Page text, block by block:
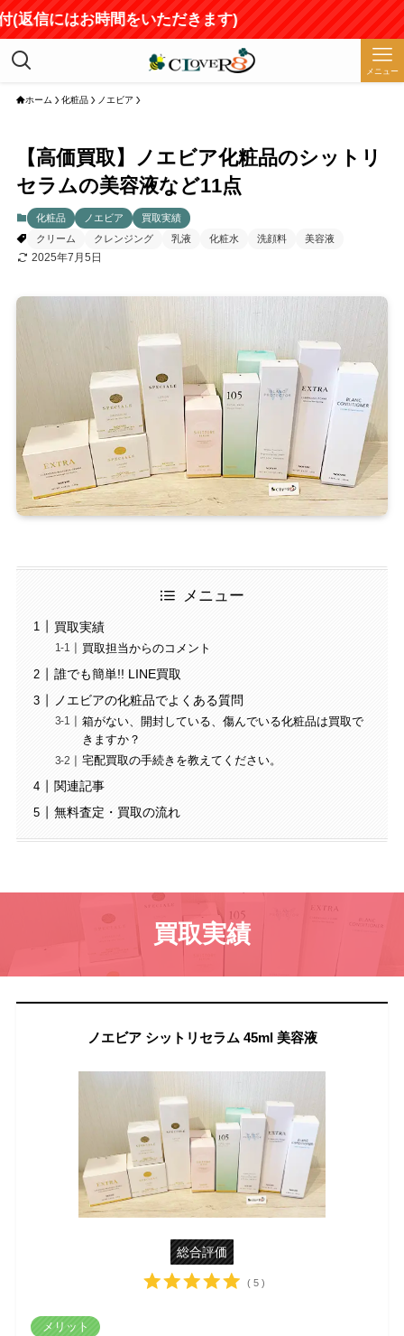
にはお時間をいただきます)
メニュー
ホーム 化粧品 ノエビア
【高価買取】ノエビア化粧品のシットリ
セラムの美容液など11点
化粧品 ノエビア
買取実績
クリーム
クレンジング 乳液 化粧水 洗顔料 美容液
2025年7月5日
メニュー
買取実績
買取担当からのコメント
誰でも簡単!! LINE買取
ノエビアの化粧品でよくある質問
箱がない、開封している、傷んでいる化粧品は買取で
きますか？
宅配買取の手続きを教えてください。
関連記事
無料査定・買取の流れ
買取実績
ノエビア シットリセラム 45ml 美容液
総合評価
( 5 )
メリット